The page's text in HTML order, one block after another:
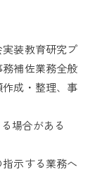
装教育研究プ
補佐業務全般
作成・整理、事
場合がある
示する業務へ